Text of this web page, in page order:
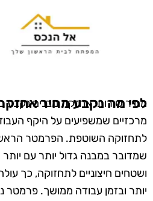
לפי מה נקבע מחיר
מחיר שירותי אחזקת מבנים
מרכזיים שמשפיעים על היקף
לתחזוקה השוטפת. הפרמטר
שמדובר במבנה גדול יותר עם יותר
ושטחים חיצוניים לתחזוקה, כך
יותר ובזמן עבודה ממושך. פרמטר